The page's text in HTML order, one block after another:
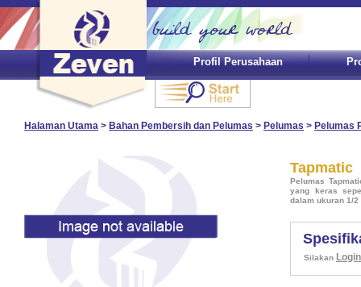
Profil Perusahaan
Halaman Utama > Bahan Pembersih dan Pelumas > Pelumas > Pelumas
Tapmatic
Pelumas
yang keras
dalam ukuran 1/
Silakan Login